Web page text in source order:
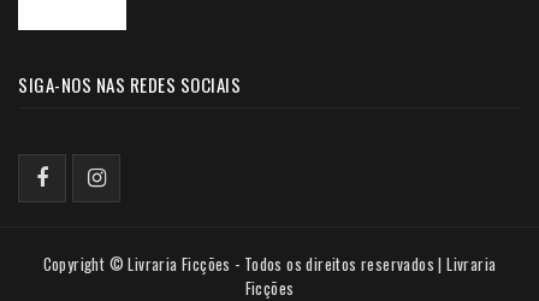
SIGA-NOS NAS REDES SOCIAIS
Copyright © Livraria Ficções - Todos os direitos reservados | Livraria
Ficções